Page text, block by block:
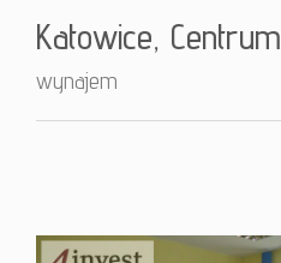
Katowice, Centrum
wynajem
−